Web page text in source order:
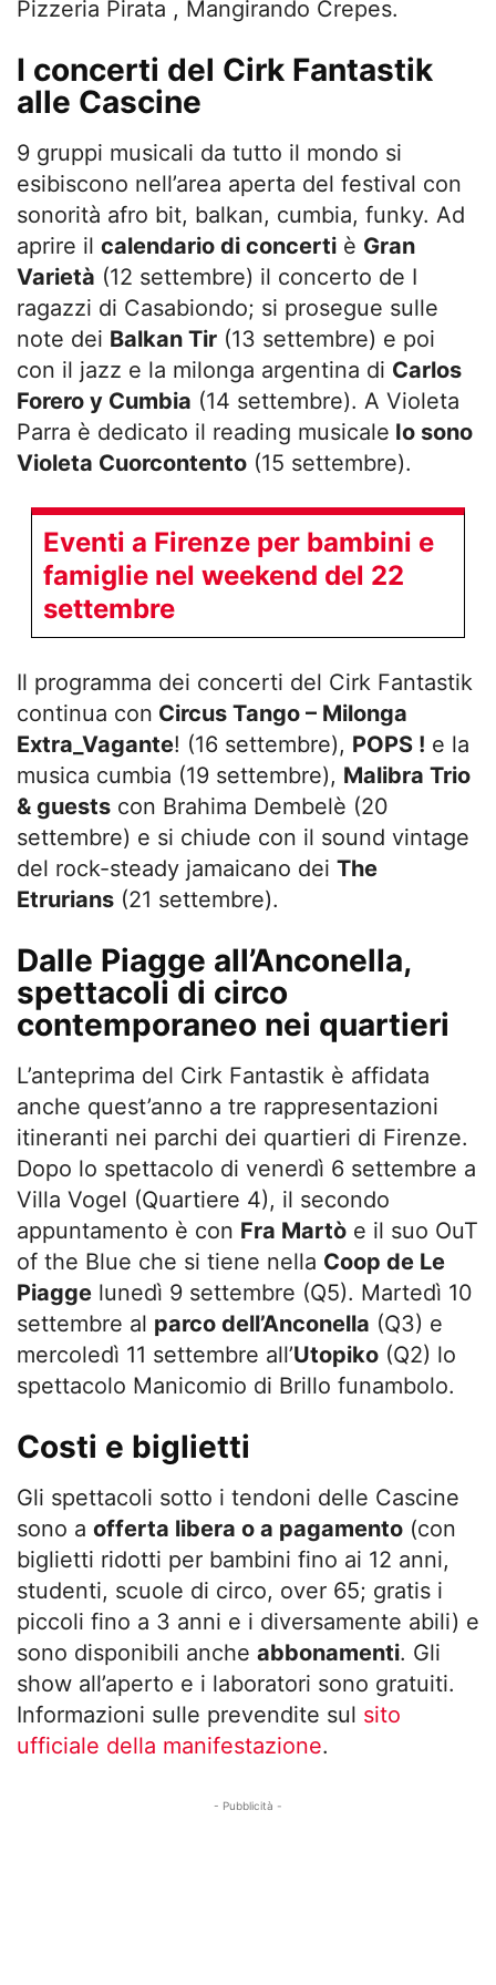
Pizzeria Pirata , Mangirando Crepes.
I concerti del Cirk Fantastik
alle Cascine
9 gruppi musicali da tutto il mondo si
esibiscono nell’area aperta del festival con
sonorità afro bit, balkan, cumbia, funky. Ad
aprire il calendario di concerti è Gran
Varietà (12 settembre) il concerto de I
ragazzi di Casabiondo; si prosegue sulle
note dei Balkan Tir (13 settembre) e poi
con il jazz e la milonga argentina di Carlos
Forero y Cumbia (14 settembre). A Violeta
Parra è dedicato il reading musicale Io sono
Violeta Cuorcontento (15 settembre).
Eventi a Firenze per bambini e
famiglie nel weekend del 22
settembre
Il programma dei concerti del Cirk Fantastik
continua con Circus Tango – Milonga
Extra_Vagante! (16 settembre), POPS ! e la
musica cumbia (19 settembre), Malibra Trio
& guests con Brahima Dembelè (20
settembre) e si chiude con il sound vintage
del rock-steady jamaicano dei The
Etrurians (21 settembre).
Dalle Piagge all’Anconella,
spettacoli di circo
contemporaneo nei quartieri
L’anteprima del Cirk Fantastik è affidata
anche quest’anno a tre rappresentazioni
itineranti nei parchi dei quartieri di Firenze.
Dopo lo spettacolo di venerdì 6 settembre a
Villa Vogel (Quartiere 4), il secondo
appuntamento è con Fra Martò e il suo OuT
of the Blue che si tiene nella Coop de Le
Piagge lunedì 9 settembre (Q5). Martedì 10
settembre al parco dell’Anconella (Q3) e
mercoledì 11 settembre all’Utopiko (Q2) lo
spettacolo Manicomio di Brillo funambolo.
Costi e biglietti
Gli spettacoli sotto i tendoni delle Cascine
sono a offerta libera o a pagamento (con
biglietti ridotti per bambini fino ai 12 anni,
studenti, scuole di circo, over 65; gratis i
piccoli fino a 3 anni e i diversamente abili) e
sono disponibili anche abbonamenti. Gli
show all’aperto e i laboratori sono gratuiti.
Informazioni sulle prevendite sul sito
ufficiale della manifestazione.
- Pubblicità -